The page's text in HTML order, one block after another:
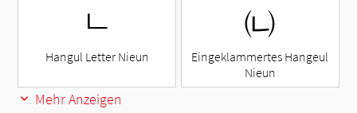
ㄴ
Hangul Letter Nieun
㈁
Eingeklammertes Hangeul
Nieun
Mehr Anzeigen